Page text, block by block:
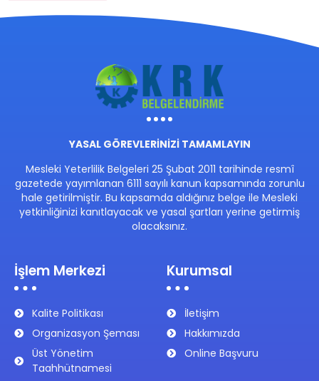
YASAL GÖREVLERİNİZİ TAMAMLAYIN
Mesleki Yeterlilik Belgeleri 25 Şubat 2011 tarihinde resmî
gazetede yayımlanan 6111 sayılı kanun kapsamında zorunlu
hale getirilmiştir. Bu kapsamda aldığınız belge ile Mesleki
yetkinliğinizi kanıtlayacak ve yasal şartları yerine getirmiş
olacaksınız.
İşlem Merkezi
Kalite Politikası
Organizasyon Şeması
Üst Yönetim
Taahhütnamesi
Kurumsal
İletişim
Hakkımızda
Online Başvuru